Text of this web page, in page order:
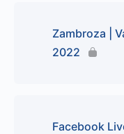
Zambroza |
2022
Facebook